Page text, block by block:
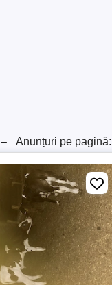
– Anunțuri pe pagină: